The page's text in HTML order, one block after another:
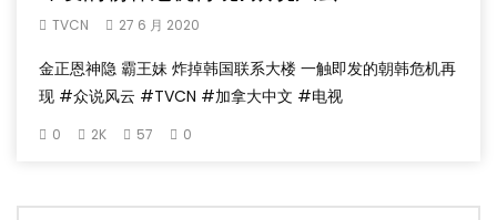
TVCN 27 6 月 2020
金正恩神隐 霸王妹 炸掉韩国联系大楼 一触即发的朝韩危机再
现 #众说风云 #TVCN #加拿大中文 #电视
0 2K 57 0